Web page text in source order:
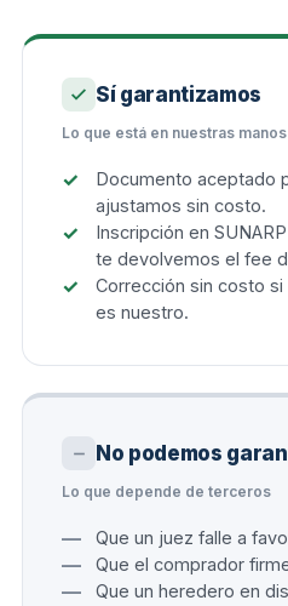
Sí garantizamos
Lo que está en nuestras manos
Documento aceptado
ajustamos sin costo.
Inscripción en
te devolvemos el fee
Corrección sin costo
es nuestro.
No podemos
Lo que depende de terceros
Que un juez falle a
Que el comprador
Que un heredero en